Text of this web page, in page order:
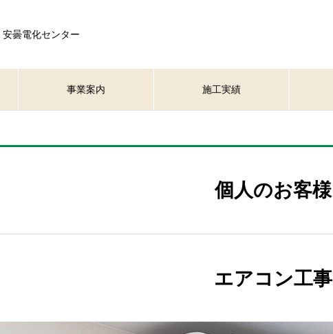
曇電化センター
事業案内 施工実績
個人のお客様
エアコン工事